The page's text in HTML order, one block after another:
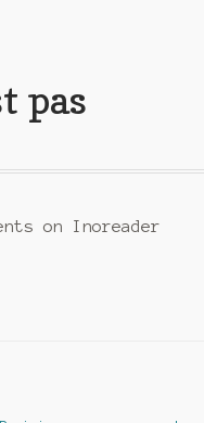
pas
on Inoreader